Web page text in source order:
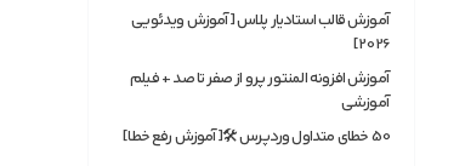
آموزش قالب استادیار پلاس [آموزش ویدئویی
2026]
آموزش افزونه المنتور پرو از صفر تا صد + فیلم
آموزشی
50 خطای متداول وردپرس 🛠[آموزش رفع خطا]